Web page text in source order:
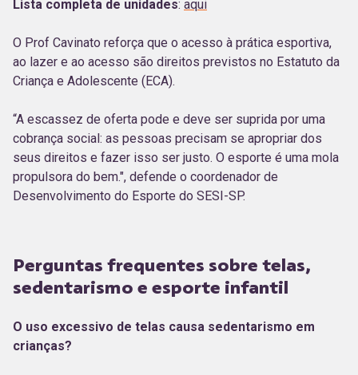
Lista completa de unidades: aqui
O Prof Cavinato reforça que o acesso à prática esportiva,
ao lazer e ao acesso são direitos previstos no Estatuto da
Criança e Adolescente (ECA).
“A escassez de oferta pode e deve ser suprida por uma
cobrança social: as pessoas precisam se apropriar dos
seus direitos e fazer isso ser justo. O esporte é uma mola
propulsora do bem.", defende o coordenador de
Desenvolvimento do Esporte do SESI-SP.
Perguntas frequentes sobre telas,
sedentarismo e esporte infantil
O uso excessivo de telas causa sedentarismo em
crianças?